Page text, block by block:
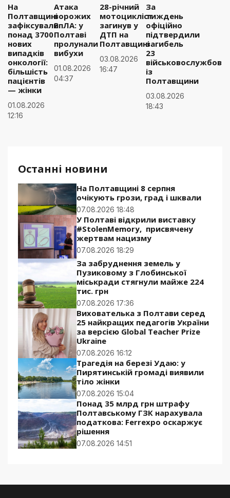
Останні новини
На Полтавщині 8 серпня
очікують грози, град і шквали
07.08.2026 18:48
У Полтаві відкрили виставку
#StolenMemory, присвячену
жертвам нацизму
07.08.2026 18:29
За забруднення земель у
Пузиковому з Глобинської
міськради стягнули майже 224
тис. грн
07.08.2026 17:36
Вихователька з Полтави серед
25 найкращих педагогів України
за версією Global Teacher Prize
Ukraine
07.08.2026 16:12
Трагедія на березі Удаю: у
Пирятинській громаді виявили
тіло жінки
07.08.2026 15:04
Понад 35 млрд грн штрафу
Полтавському ГЗК нарахувала
податкова: Ferrexpo оскаржує
рішення
07.08.2026 14:51
На
Полтавщині
зафіксували
понад 3700
нових
випадків
онкології:
більшість
пацієнтів
— жінки
01.08.2026
12:16
Атака
ворожих
БпЛА: у
Полтаві
пролунали
вибухи
01.08.2026
04:37
28-річний
мотоцикліст
загинув у
ДТП на
Полтавщині
03.08.2026
16:47
За
тиждень
офіційно
підтвердили
загибель
23
із
Полтавщини
03.08.2026
18:43